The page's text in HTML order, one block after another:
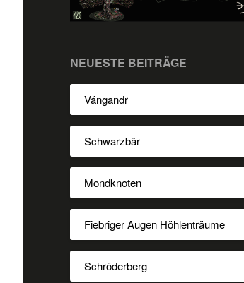
NEUESTE BEITRÄGE
Vángandr
Schwarzbär
Mondknoten
Fiebriger Augen Höhlenträume
Schröderberg